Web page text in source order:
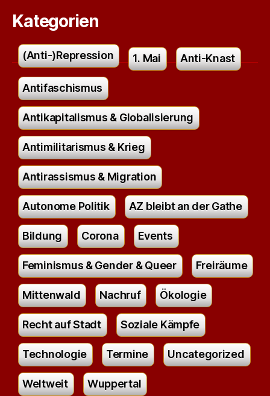
Kategorien
(Anti-)Repression 1. Mai Anti-Knast
Antifaschismus
Antikapitalismus & Globalisierung
Antimilitarismus & Krieg
Antirassismus & Migration
Autonome Politik AZ bleibt an der Gathe
Bildung Corona Events
Feminismus & Gender & Queer Freiräume
Mittenwald Nachruf Ökologie
Recht auf Stadt Soziale Kämpfe
Technologie Termine Uncategorized
Weltweit Wuppertal